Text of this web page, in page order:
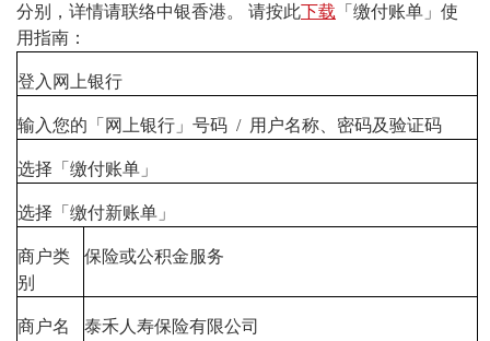
分别，详情请联络中银香港。 请按此下载 「缴付账单」使
用指南：
登入网上银行
输入您的「网上银行」号码 / 用户名称、密码及验证码
选择「缴付账单」
选择「缴付新账单」
商户类
别
保险或公积金服务
商户名
泰禾人寿保险有限公司